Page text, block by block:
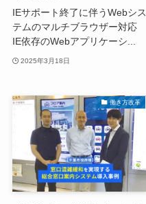
IEサポート終了に伴うWebシス
テムのマルチブラウザー対応
IE依存のWebアプリケーシ...
2025年3月18日
働き方改革